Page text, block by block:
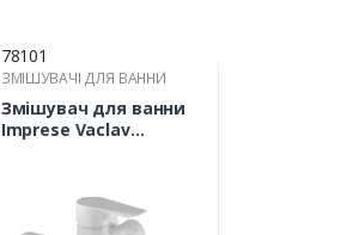
78101
ЗМІШУВАЧІ ДЛЯ ВАННИ
Змішувач для ванни
Imprese Vaclav